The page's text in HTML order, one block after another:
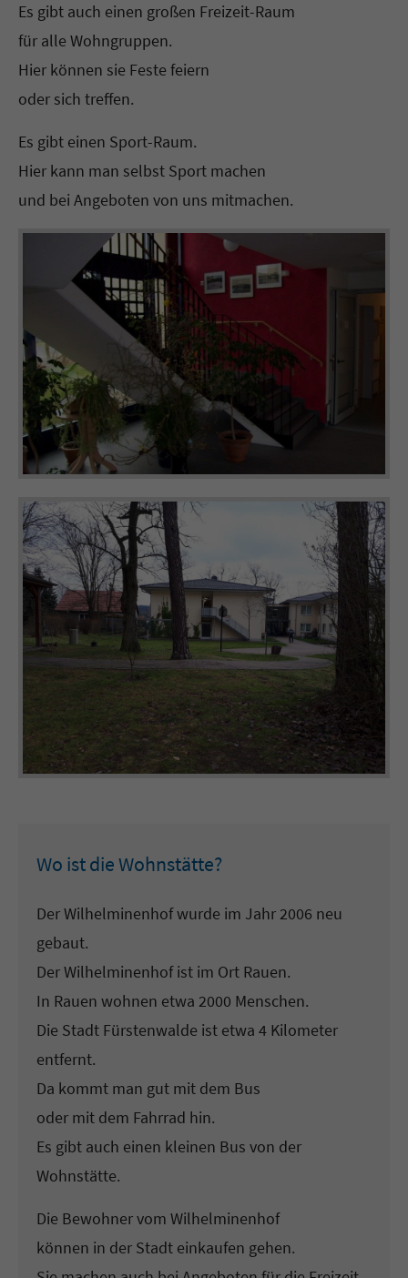
Es gibt auch einen großen Freizeit-Raum
für alle Wohngruppen.
Hier können sie Feste feiern
oder sich treffen.
Es gibt einen Sport-Raum.
Hier kann man selbst Sport machen
und bei Angeboten von uns mitmachen.
Wo ist die Wohnstätte?
Der Wilhelminenhof wurde im Jahr 2006 neu
gebaut.
Der Wilhelminenhof ist im Ort Rauen.
In Rauen wohnen etwa 2000 Menschen.
Die Stadt Fürstenwalde ist etwa 4 Kilometer
entfernt.
Da kommt man gut mit dem Bus
oder mit dem Fahrrad hin.
Es gibt auch einen kleinen Bus von der
Wohnstätte.
Die Bewohner vom Wilhelminenhof
können in der Stadt einkaufen gehen.